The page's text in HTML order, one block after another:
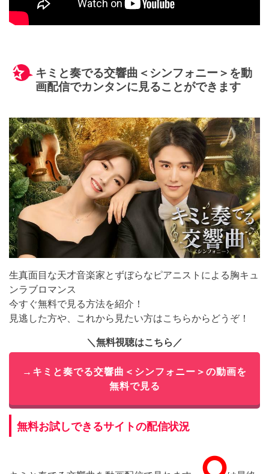
キミと奏でる交響曲＜シンフォニー＞を動
画配信でカンタンに見ることができます
生真面目な天才音楽家とずぼらなピアニストによる胸キュ
ンラブロマンス
今すぐ無料で見る方法を紹介！
見逃した方や、これから見たい方はこちらからどうぞ！
＼無料視聴はこちら／
→キミと奏でる交響曲＜シンフォニー＞の動画を
無料で見る
無料お試しできるサイトの配信状況